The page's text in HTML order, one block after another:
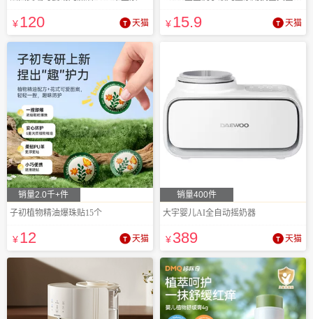
¥120 天猫 ¥15.9 天猫
销量2.0千+件
子初植物精油爆珠贴15个
¥12 天猫
销量400件
大宇婴儿AI全自动摇奶器
¥389 天猫